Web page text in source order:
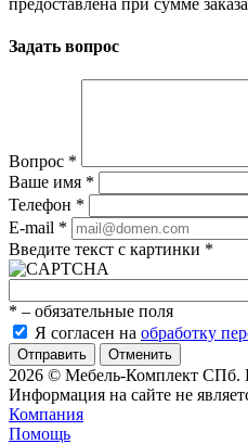
Задать вопрос
Вопрос *
Ваше имя *
Телефон *
E-mail *
Введите текст с картинки *
* – обязательные поля
Я согласен на обработку
Отменить
2026 © Мебель-Комплект СПб.
Информация на сайте не
Компания
Помощь